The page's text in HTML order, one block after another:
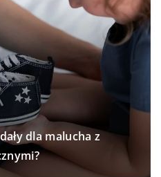
dla malucha z